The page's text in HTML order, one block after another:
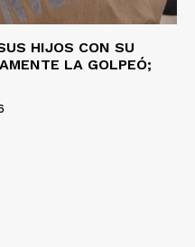
HIJOS CON SU
LA GOLPEÓ;